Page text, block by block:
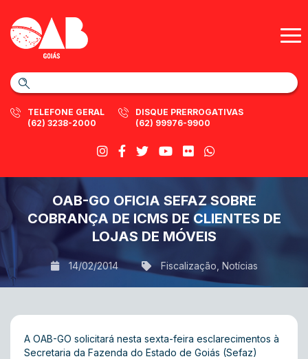
TELEFONE GERAL
(62) 3238-2000
DISQUE PRERROGATIVAS
(62) 99976-9900
OAB-GO OFICIA SEFAZ SOBRE
COBRANÇA DE ICMS DE CLIENTES DE
LOJAS DE MÓVEIS
14/02/2014 Fiscalização Notícias
A OAB-GO solicitará nesta sexta-feira esclarecimentos à
Secretaria da Fazenda do Estado de Goiás (Sefaz)